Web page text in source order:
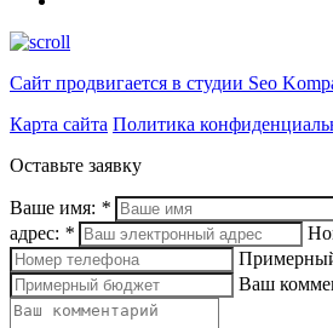
Сайт продвигается в студии Seo
Карта сайта Политика
Оставьте заявку
Ваше имя: *
адрес: *
Ваш